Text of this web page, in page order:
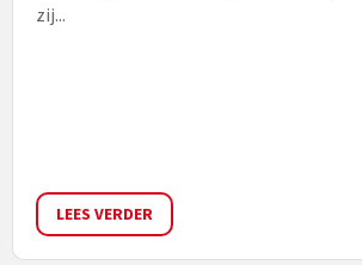
zij...
LEES VERDER